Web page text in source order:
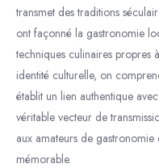
transmet des traditions
ont façonné la gastronomie
techniques culinaires
identité culturelle, on
établit un lien authentique
véritable vecteur de
aux amateurs de
mémorable.